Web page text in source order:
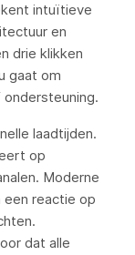
intuïtieve
en
drie klikken
gaat om
laadtijden.
op
Moderne
een reactie op
dat alle